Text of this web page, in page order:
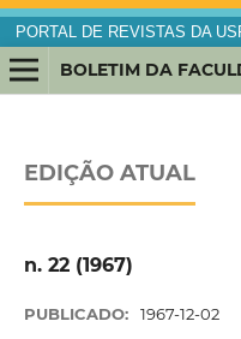
PORTAL DE REVISTAS DA
EDIÇÃO ATUAL
n. 22 (1967)
PUBLICADO: 1967-12-02